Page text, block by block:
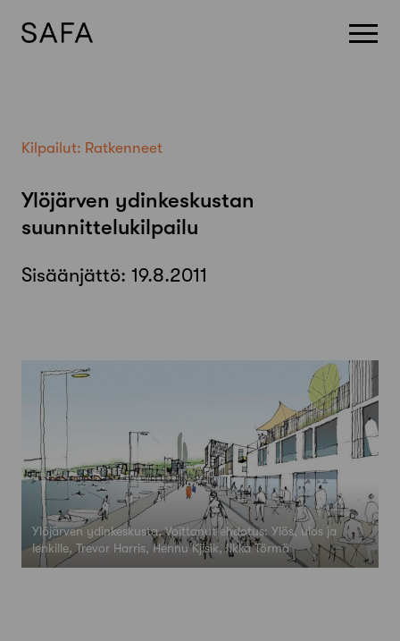
Kilpailut: Ratkenneet
Ylöjärven ydinkeskustan
suunnittelukilpailu
Sisäänjättö: 19.8.2011
Ylöjärven ydinkeskusta, Voittanut ehdotus: Ylös, ulos ja
lenkille, Trevor Harris, Hennu Kjisik, Ilkka Törmä